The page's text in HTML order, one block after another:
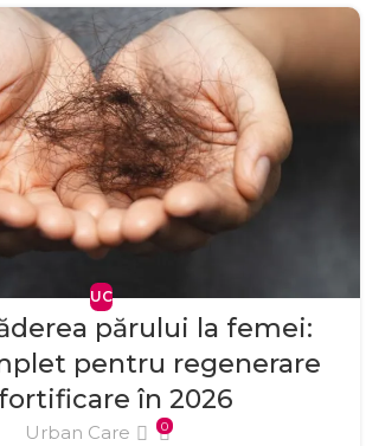
UC
părului la femei:
pentru regenerare
în 2026
Urban Care 0